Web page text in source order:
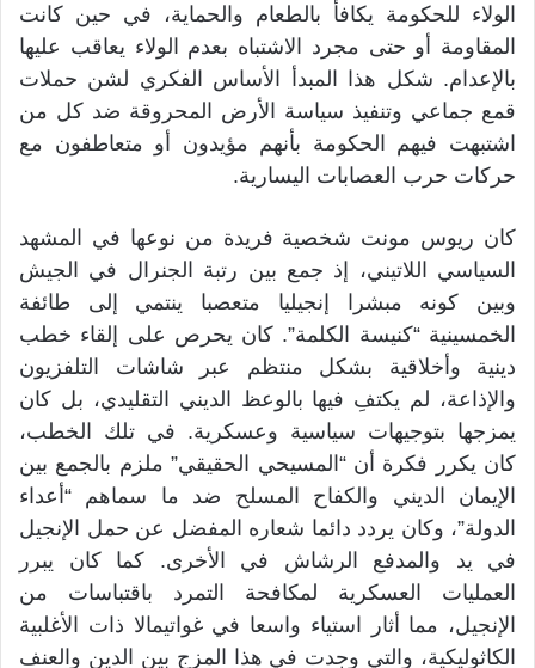
الولاء للحكومة يكافأ بالطعام والحماية، في حين كانت
المقاومة أو حتى مجرد الاشتباه بعدم الولاء يعاقب عليها
بالإعدام. شكل هذا المبدأ الأساس الفكري لشن حملات
قمع جماعي وتنفيذ سياسة الأرض المحروقة ضد كل من
اشتبهت فيهم الحكومة بأنهم مؤيدون أو متعاطفون مع
حركات حرب العصابات اليسارية.
كان ريوس مونت شخصية فريدة من نوعها في المشهد
السياسي اللاتيني، إذ جمع بين رتبة الجنرال في الجيش
وبين كونه مبشرا إنجيليا متعصبا ينتمي إلى طائفة
الخمسينية “كنيسة الكلمة”. كان يحرص على إلقاء خطب
دينية وأخلاقية بشكل منتظم عبر شاشات التلفزيون
والإذاعة، لم يكتفِ فيها بالوعظ الديني التقليدي، بل كان
يمزجها بتوجيهات سياسية وعسكرية. في تلك الخطب،
كان يكرر فكرة أن “المسيحي الحقيقي” ملزم بالجمع بين
الإيمان الديني والكفاح المسلح ضد ما سماهم “أعداء
الدولة”، وكان يردد دائما شعاره المفضل عن حمل الإنجيل
في يد والمدفع الرشاش في الأخرى. كما كان يبرر
العمليات العسكرية لمكافحة التمرد باقتباسات من
الإنجيل، مما أثار استياء واسعا في غواتيمالا ذات الأغلبية
الكاثوليكية، والتي وجدت في هذا المزج بين الدين والعنف